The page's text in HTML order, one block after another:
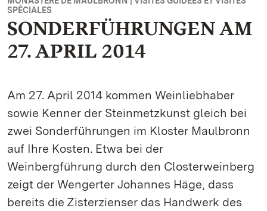
SPÉCIALES
SONDERFÜHRUNGEN AM
27. APRIL 2014
Am 27. April 2014 kommen Weinliebhaber
sowie Kenner der Steinmetzkunst gleich bei
zwei Sonderführungen im Kloster Maulbronn
auf Ihre Kosten. Etwa bei der
Weinbergführung durch den Closterweinberg
zeigt der Wengerter Johannes Häge, dass
bereits die Zisterzienser das Handwerk des